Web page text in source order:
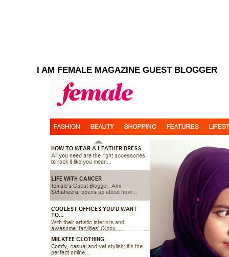
I AM FEMALE MAGAZINE GUEST BLOGGER